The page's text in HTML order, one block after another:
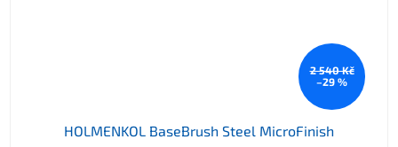
2 540 Kč
–29 %
HOLMENKOL BaseBrush Steel MicroFinish